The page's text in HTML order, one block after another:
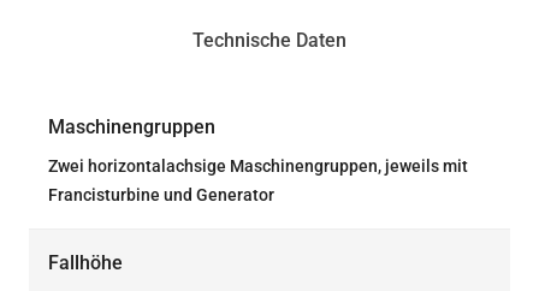
Technische Daten
Maschinengruppen
Zwei horizontalachsige Maschinengruppen, jeweils mit
Francisturbine und Generator
Fallhöhe